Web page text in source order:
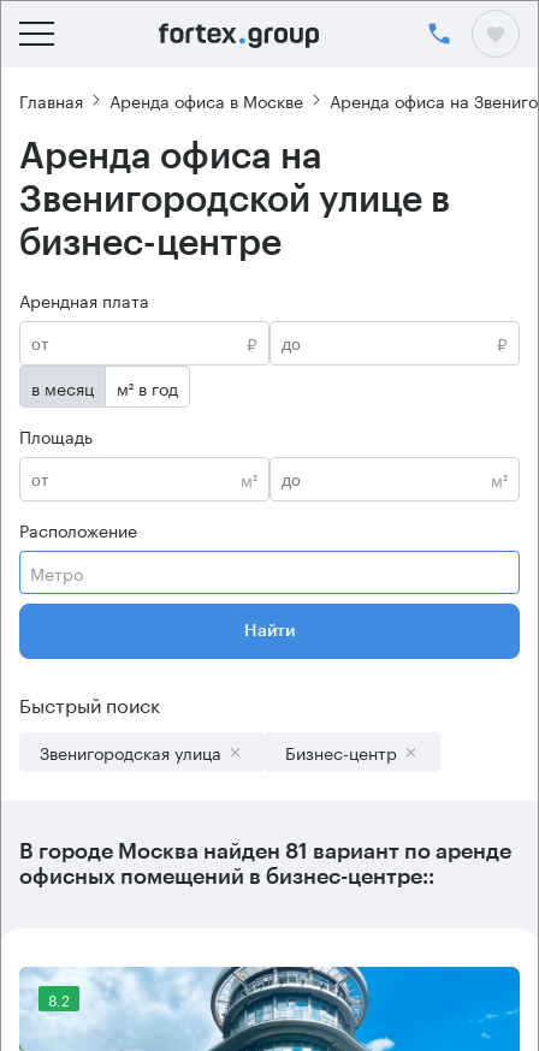
Главная Аренда офиса в Москве Аренда офиса на
Аренда офиса на
Звенигородской улице в
бизнес-центре
Арендная плата
₽
₽
в месяц
м² в год
Площадь
м²
м²
Расположение
Метро
Найти
Быстрый поиск
Звенигородская улица Бизнес-центр
В городе Москва найден 81 вариант по аренде
офисных помещений в бизнес-центре::
8.2